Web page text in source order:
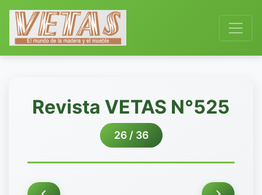
Revista VETAS N°525
26 / 36